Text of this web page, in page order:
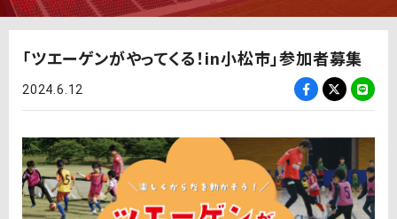
「ツエーゲンがやってくる！in小松市」参加者募集
2024.6.12